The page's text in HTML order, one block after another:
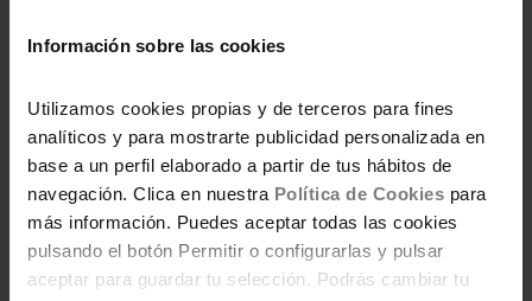
Información sobre las cookies
Utilizamos cookies propias y de terceros para fines
analíticos y para mostrarte publicidad personalizada en
base a un perfil elaborado a partir de tus hábitos de
navegación. Clica en nuestra Política de Cookies para
más información. Puedes aceptar todas las cookies
pulsando el botón Permitir o configurarlas y pulsar
aceptar para guardar tu selección. Podrás cambiar tu
invertir no es solo una cuestión de números,
conectar con otras mujeres que, como tú,
quieren ver crecer su dinero.
¿Te animas a dar el salto? Únete al Club de
Inversoras y descubre todo lo que puedes
lograr con tus ahorros. ¡Estamos aquí para